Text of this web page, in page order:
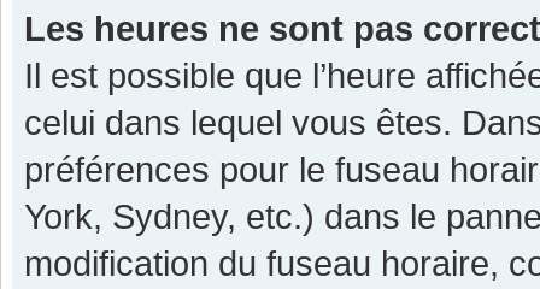
Les heures ne sont pas
Il est possible que l’heure
celui dans lequel vous êtes.
préférences pour le fuseau
York, Sydney, etc.) dans le
modification du fuseau horaire,